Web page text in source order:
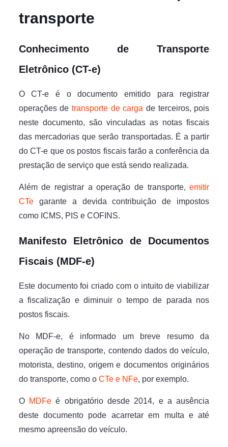
transporte
Conhecimento de Transporte
Eletrônico (CT-e)
O CT-e é o documento emitido para registrar
operações de transporte de carga de terceiros, pois
neste documento, são vinculadas as notas fiscais
das mercadorias que serão transportadas. É a partir
do CT-e que os postos fiscais farão a conferência da
prestação de serviço que está sendo realizada.
Além de registrar a operação de transporte, emitir
CTegarante a devida contribuição de impostos
como ICMS, PIS e COFINS.
Manifesto Eletrônico de Documentos
Fiscais (MDF-e)
Este documento foi criado com o intuito de viabilizar
a fiscalização e diminuir o tempo de parada nos
postos fiscais.
No MDF-e, é informado um breve resumo da
operação de transporte, contendo dados do veículo,
motorista, destino, origem e documentos originários
do transporte, como oCTe e NFe, por exemplo.
OMDFe é obrigatório desde 2014, e a ausência
deste documento pode acarretar em multa e até
mesmo apreensão do veículo.